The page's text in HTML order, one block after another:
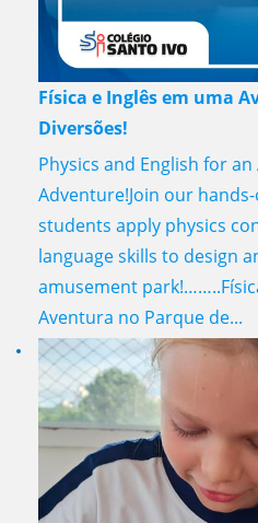
Física e Inglês em uma
Diversões!
Physics and English for
Adventure!Join our
students apply physics
language skills to design
amusement
Aventura no Parque de...